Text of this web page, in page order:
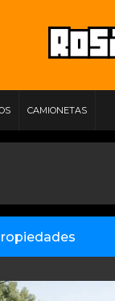
CAMIONETAS